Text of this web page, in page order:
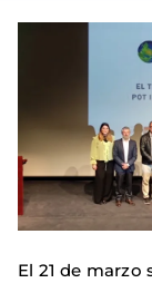
El 21 de marzo